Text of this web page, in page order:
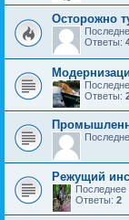
Осторожно
Ответы:
Ответы:
Режущий
Ответы: 2